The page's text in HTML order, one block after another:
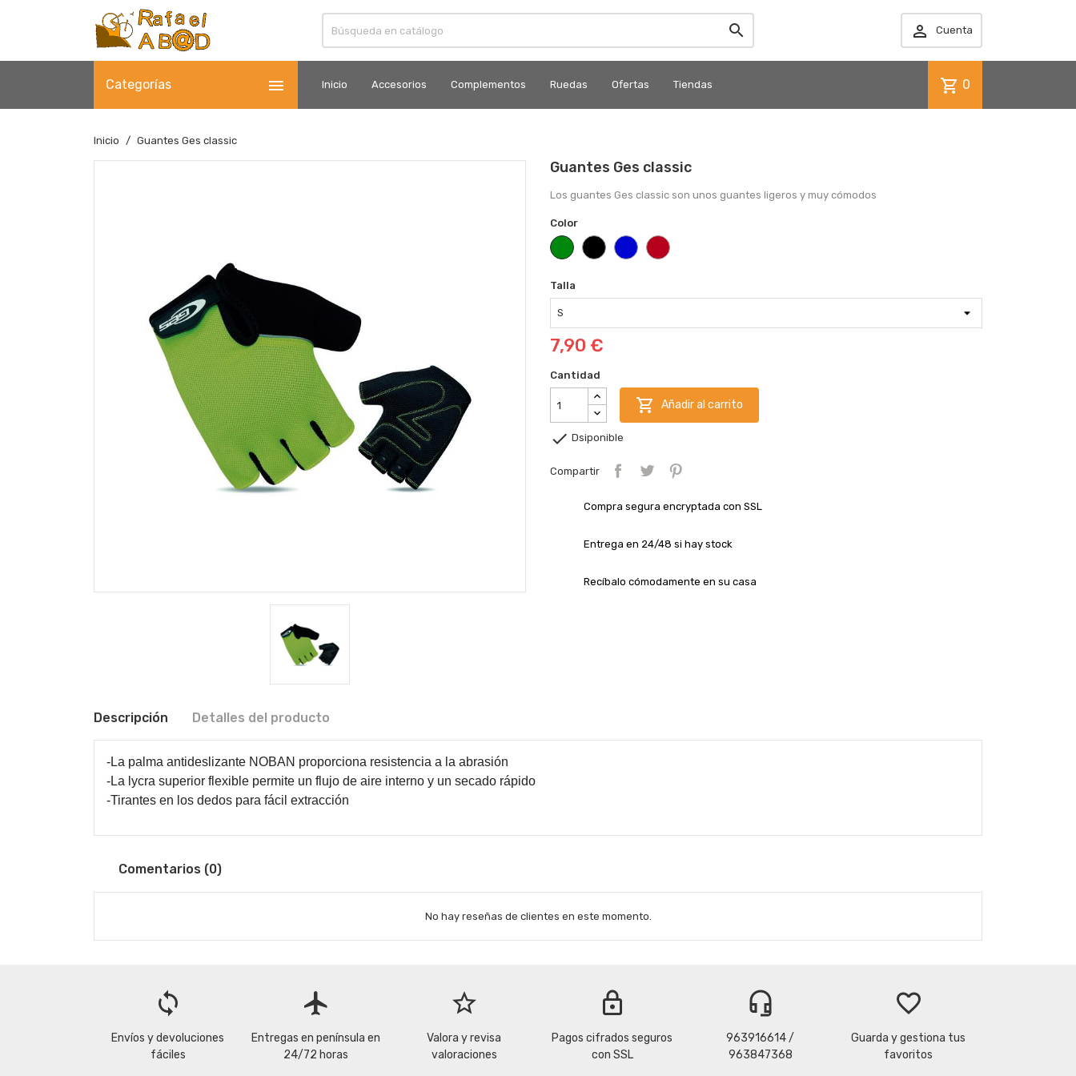
  Cuenta
Categorías  Inicio Accesorios Complementos Ruedas Ofertas Tiendas shopping_cart 0
Inicio Guantes Ges classic
Guantes Ges classic
Los guantes Ges classic son unos guantes ligeros y muy cómodos
Color
Verde NegroAzul Rojo
Talla
7,90 €
Cantidad
 Añadir al carrito
 Dsiponible
Compartir
Compra segura encryptada con SSL
Entrega en 24/48 si hay stock
Recíbalo cómodamente en su casa
Descripción Detalles del producto
-La palma antideslizante NOBAN proporciona resistencia a la abrasión
-La lycra superior flexible permite un flujo de aire interno y un secado rápido
-Tirantes en los dedos para fácil extracción
Comentarios (0)
No hay reseñas de clientes en este momento.
loop
Envíos y devoluciones
fáciles
flight
Entregas en península en
24/72 horas
star_border
Valora y revisa
valoraciones
lock
Pagos cifrados seguros
con SSL
headset_mic
963916614 /
963847368
favorite_border
Guarda y gestiona tus
favoritos